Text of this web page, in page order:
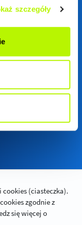
szczegóły
(ciasteczka).
zgodnie z
się więcej o